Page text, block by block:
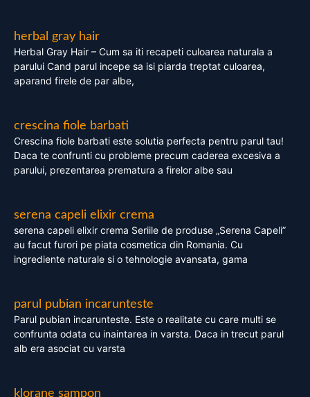
herbal gray hair
Herbal Gray Hair – Cum sa iti recapeti culoarea naturala a
parului Cand parul incepe sa isi piarda treptat culoarea,
aparand firele de par albe,
crescina fiole barbati
Crescina fiole barbati este solutia perfecta pentru parul tau!
Daca te confrunti cu probleme precum caderea excesiva a
parului, prezentarea prematura a firelor albe sau
serena capeli elixir crema
serena capeli elixir crema Seriile de produse „Serena Capeli”
au facut furori pe piata cosmetica din Romania. Cu
ingrediente naturale si o tehnologie avansata, gama
parul pubian incarunteste
Parul pubian incarunteste. Este o realitate cu care multi se
confrunta odata cu inaintarea in varsta. Daca in trecut parul
alb era asociat cu varsta
klorane sampon